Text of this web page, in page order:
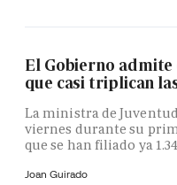
El Gobierno
que casi triplican
La ministra de
viernes durante su
que se han filiado ya
Joan Guirado